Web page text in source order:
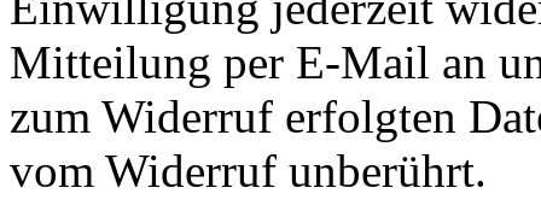
Mitteilung per E-Mail an
zum Widerruf erfolgten
vom Widerruf unberührt.